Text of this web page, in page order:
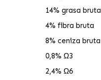
14% grasa bruta
4% fibra bruta
8% ceniza bruta
0,8% Ω3
2,4% Ω6